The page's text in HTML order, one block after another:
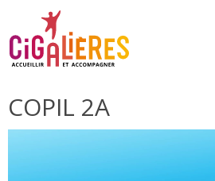
COPIL 2A